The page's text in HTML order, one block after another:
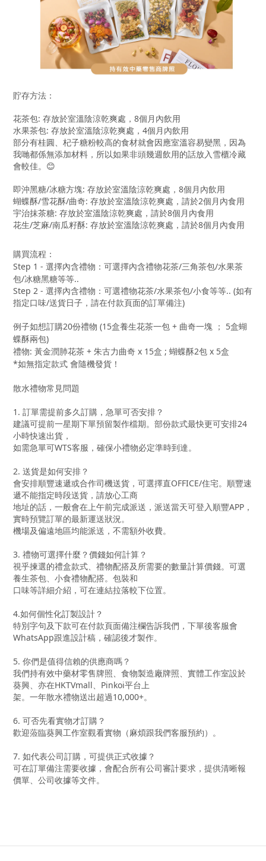
貯存方法：
花茶包: 存放於室溫陰涼乾爽處，8個月內飲用
水果茶包: 存放於室溫陰涼乾爽處，4個月內飲用
部分有桂圓、杞子糖粉較高的食材就會因應室溫容易變黑，因為
我哋都係無添加材料，所以如果非頭幾週飲用的話放入雪櫃冷藏
會較佳。😊
即沖黑糖/冰糖方塊: 存放於室溫陰涼乾爽處，8個月內飲用
蝴蝶酥/雪花酥/曲奇: 存放於室溫陰涼乾爽處，請於2個月內食用
宇治抹茶糖: 存放於室溫陰涼乾爽處，請於8個月內食用
花生/芝麻/南瓜籽酥: 存放於室溫陰涼乾爽處，請於8個月內食用
購買流程 ：
Step 1 - 選擇內含禮物： 可選擇內含禮物花茶/三角茶包/水果茶
包/冰糖黑糖等等..
Step 2 - 選擇內含禮物：可選禮物花茶/水果茶包/小食等等.. (如有
指定口味/送貨日子，請在付款頁面的訂單備注)
例子如想訂購20份禮物 (15盒養生花茶一包 + 曲奇一塊 ； 5盒蝴
蝶酥兩包)
禮物: 黃金潤肺花茶 + 朱古力曲奇 x 15盒 ; 蝴蝶酥2包 x 5盒
*如無指定款式 會隨機發貨！
散水禮物常見問題
1. 訂單需提前多久訂購，急單可否安排？
建議可提前一星期下單預留製作檔期。部份款式最快更可安排24
小時快速出貨，
如需急單可WTS客服，確保小禮物必定準時到達。
2. 送貨是如何安排？
會安排順豐速遞或合作司機送貨，可選擇直OFFICE/住宅。順豐速
遞不能指定時段送貨，請放心工商
地址的話，一般會在上午前完成派送，派送當天可登入順豐APP，
實時預覽訂單的最新運送狀況。
機場及偏遠地區均能派送，不需額外收費。
3. 禮物可選擇什麼？價錢如何計算？
視乎揀選的禮盒款式、禮物配搭及所需要的數量計算價錢。可選
養生茶包、小食禮物配搭。包裝和
口味等詳細介紹，可在連結拉落較下位置。
4.如何個性化訂製設計？
特別字句及下款可在付款頁面備注欄告訴我們，下單後客服會
WhatsApp跟進設計稿，確認後才製作。
5. 你們是值得信賴的供應商嗎？
我們持有效中藥材零售牌照、食物製造廠牌照、實體工作室設於
葵興、亦在HKTVmall、Pinkoi平台上
架。一年散水禮物送出超過10,000+。
6. 可否先看實物才訂購？
歡迎蒞臨葵興工作室觀看實物（麻煩跟我們客服預約）。
7. 如代表公司訂購，可提供正式收據？
可在訂單備注需要收據，會配合所有公司審計要求，提供清晰報
價單、公司收據等文件。